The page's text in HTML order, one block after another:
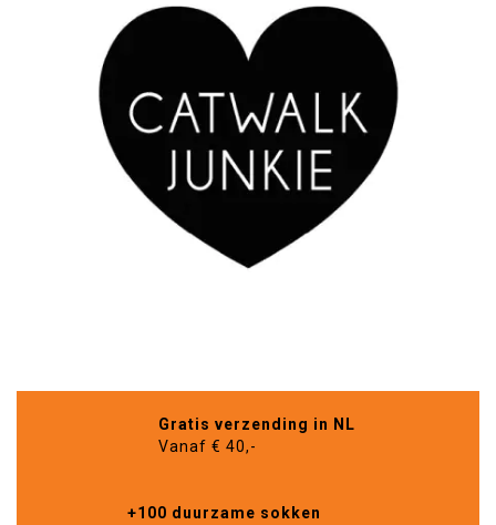
Gratis verzending in NL
Vanaf € 40,-
+100 duurzame sokken